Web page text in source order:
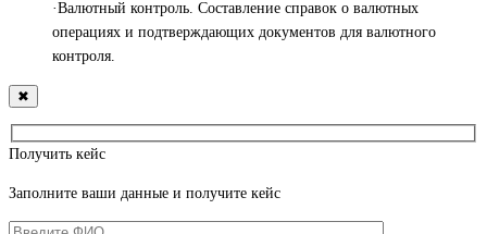
·Валютный контроль. Составление справок о валютных
операциях и подтверждающих документов для валютного
контроля.
✖
Получить кейс
Заполните ваши данные и получите кейс